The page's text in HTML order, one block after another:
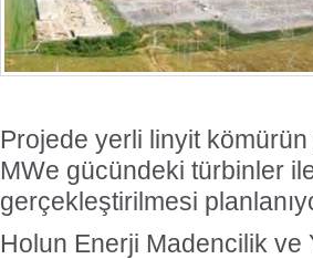
Projede yerli linyit kömürün
MWe gücündeki türbinler
gerçekleştirilmesi
Holun Enerji Madencilik ve